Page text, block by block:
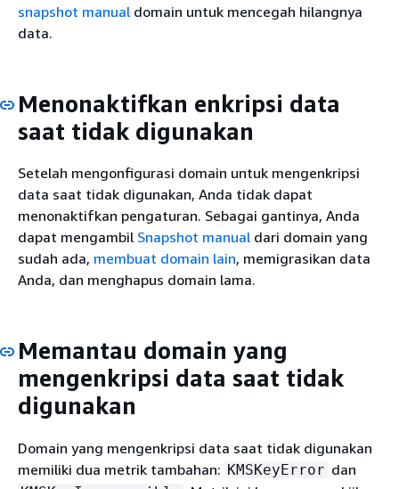
snapshot manual domain untuk mencegah hilangnya
data.
Menonaktifkan enkripsi data
saat tidak digunakan
Setelah mengonfigurasi domain untuk mengenkripsi
data saat tidak digunakan, Anda tidak dapat
menonaktifkan pengaturan. Sebagai gantinya, Anda
dapat mengambil Snapshot manual dari domain yang
sudah ada, membuat domain lain, memigrasikan data
Anda, dan menghapus domain lama.
Memantau domain yang
mengenkripsi data saat tidak
digunakan
Domain yang mengenkripsi data saat tidak digunakan
memiliki dua metrik tambahan: KMSKeyError dan